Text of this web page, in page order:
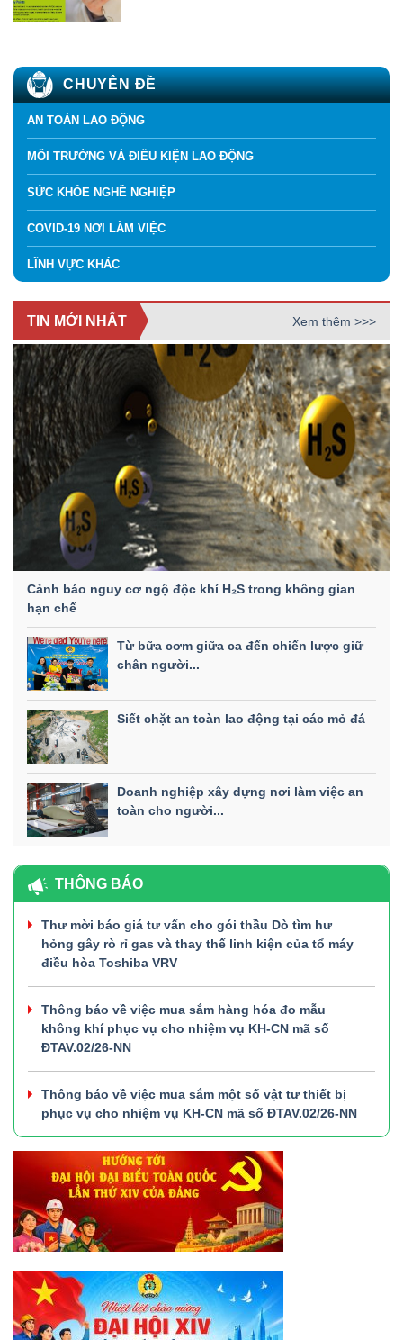
CHUYÊN ĐỀ
AN TOÀN LAO ĐỘNG
MÔI TRƯỜNG VÀ ĐIỀU KIỆN LAO ĐỘNG
SỨC KHỎE NGHỀ NGHIỆP
COVID-19 NƠI LÀM VIỆC
LĨNH VỰC KHÁC
TIN MỚI NHẤT Xem thêm >>>
Cảnh báo nguy cơ ngộ độc khí H₂S trong không gian
hạn chế
Từ bữa cơm giữa ca đến chiến lược giữ
chân người...
Siết chặt an toàn lao động tại các mỏ đá
Doanh nghiệp xây dựng nơi làm việc an
toàn cho người...
THÔNG BÁO
Thư mời báo giá tư vấn cho gói thầu Dò tìm hư
hỏng gây rò rỉ gas và thay thế linh kiện của tổ máy
điều hòa Toshiba VRV
Thông báo về việc mua sắm hàng hóa đo mẫu
không khí phục vụ cho nhiệm vụ KH-CN mã số
ĐTAV.02/26-NN
Thông báo về việc mua sắm một số vật tư thiết bị
phục vụ cho nhiệm vụ KH-CN mã số ĐTAV.02/26-NN